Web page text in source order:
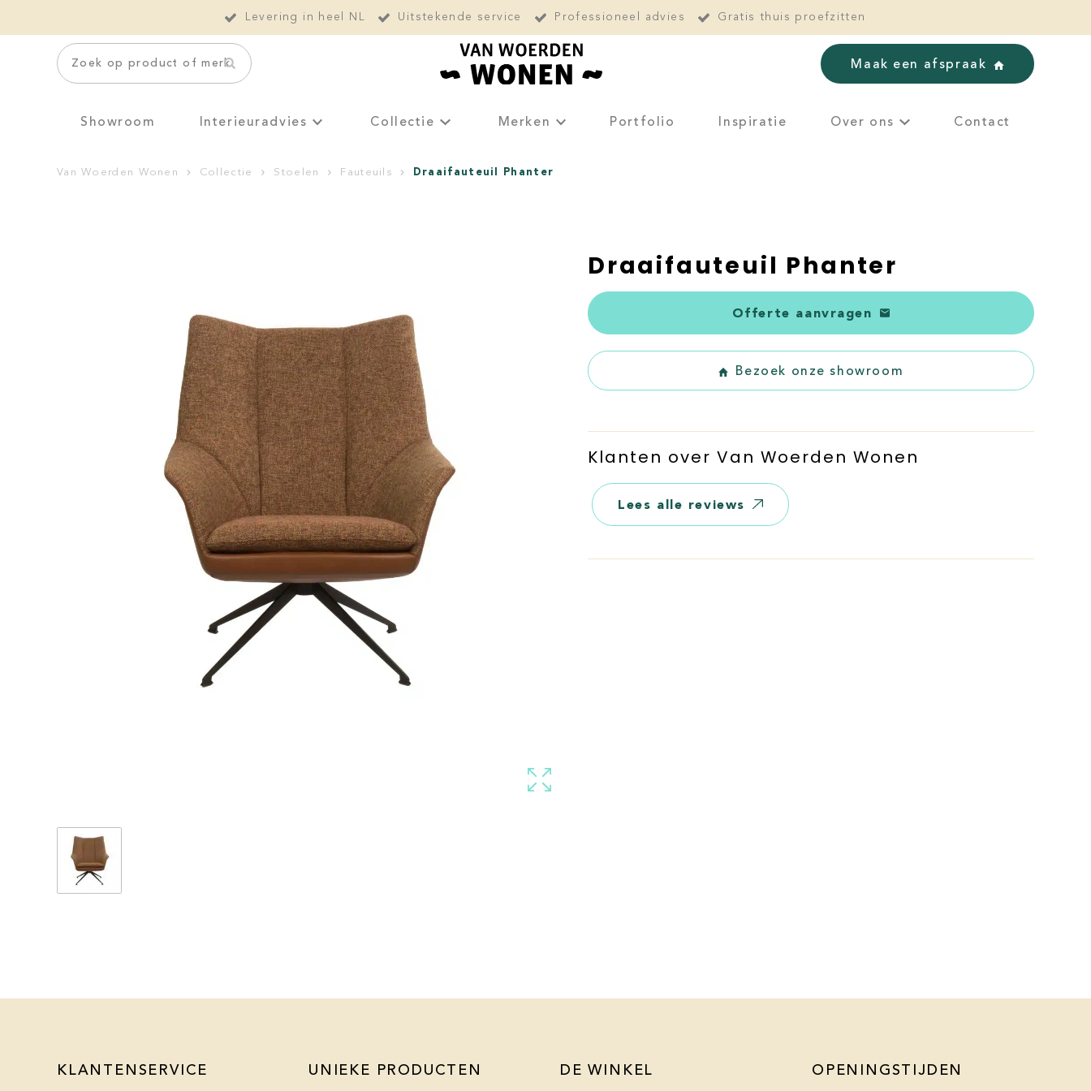
Levering in heel NL Uitstekende service Professioneel advies Gratis thuis proefzitten
Zoek op product of merk Maak een afspraak
Showroom Interieuradvies Collectie Merken Portfolio Inspiratie Over ons Contact
Van Woerden Wonen Collectie Stoelen Fauteuils Draaifauteuil Phanter
Draaifauteuil Phanter
Offerte aanvragen
Bezoek onze showroom
Klanten over Van Woerden Wonen
Lees alle reviews
KLANTENSERVICE UNIEKE PRODUCTEN DE WINKEL OPENINGSTIJDEN